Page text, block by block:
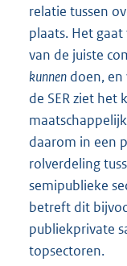
relatie tussen
plaats. Het
van de juiste
kunnen doen,
de SER ziet het
daarom in een
rolverdeling
semipublieke
betreft dit
publiekprivate
topsectoren.